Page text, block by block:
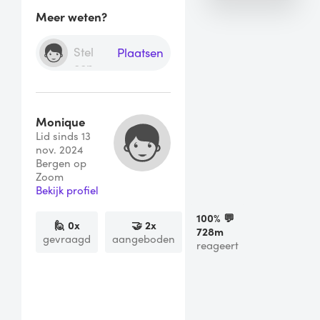
Meer weten?
Plaatsen
Monique
Lid sinds 13
nov. 2024
Bergen op
Zoom
Bekijk profiel
🙋 0x
gevraagd
🤝2x
aangeboden
100% 💬
728m
reageert